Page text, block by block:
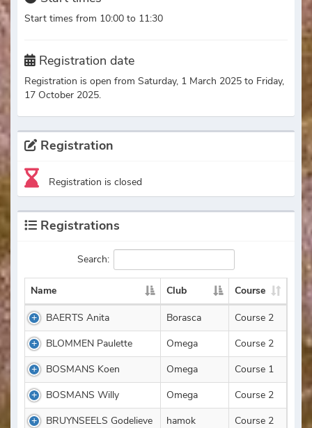
Start times from 10:00 to 11:30
Registration date
Registration is open from Saturday, 1 March 2025 to Friday,
17 October 2025.
Registration
Registration is closed
Registrations
Search:
Name Club Course
BAERTS Anita Borasca
Course 2
BLOMMEN Paulette
Omega
Course 2
BOSMANS Koen
Omega
Course 1
BOSMANS Willy
Omega
Course 2
BRUYNSEELS Godelieve
hamok
Course 2